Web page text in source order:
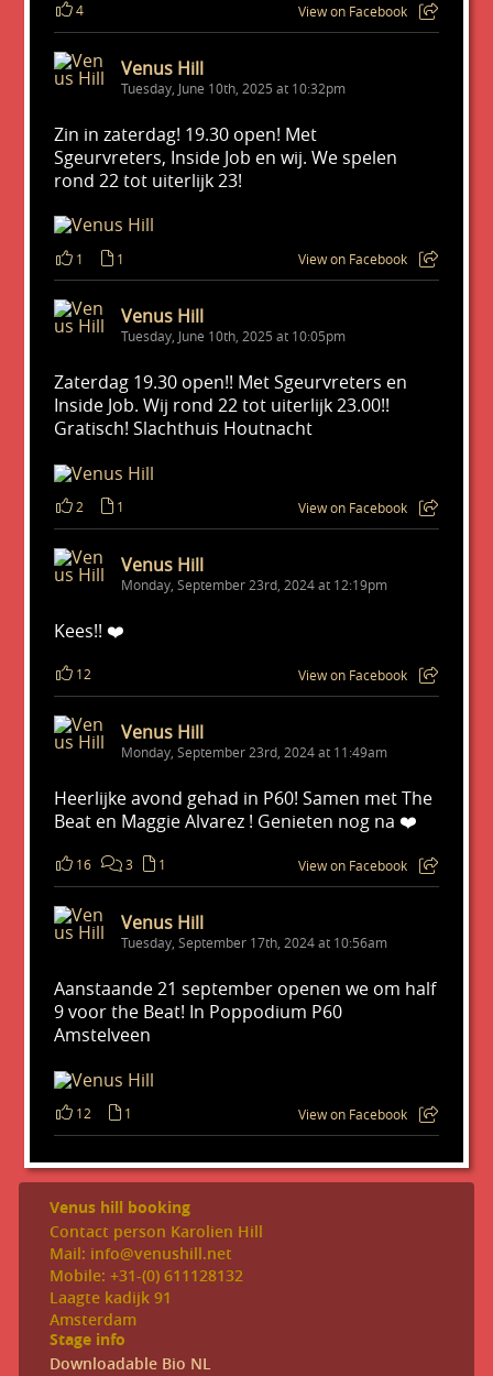
4 View on Facebook
Venus Hill
Tuesday, June 10th, 2025 at 10:32pm
Zin in zaterdag! 19.30 open! Met
Sgeurvreters, Inside Job en wij. We spelen
rond 22 tot uiterlijk 23!
1 1 View on Facebook
Venus Hill
Tuesday, June 10th, 2025 at 10:05pm
Zaterdag 19.30 open!! Met Sgeurvreters en
Inside Job. Wij rond 22 tot uiterlijk 23.00!!
Gratisch! Slachthuis Houtnacht
2 1 View on Facebook
Venus Hill
Monday, September 23rd, 2024 at 12:19pm
Kees!! ❤️
12 View on Facebook
Venus Hill
Monday, September 23rd, 2024 at 11:49am
Heerlijke avond gehad in P60! Samen met The
Beat en Maggie Alvarez ! Genieten nog na ❤️
16 3 1 View on Facebook
Venus Hill
Tuesday, September 17th, 2024 at 10:56am
Aanstaande 21 september openen we om half
9 voor the Beat! In Poppodium P60
Amstelveen
12 1 View on Facebook
Venus hill booking
Contact person Karolien Hill
Mail: info@venushill.net
Mobile: +31-(0) 611128132
Laagte kadijk 91
Amsterdam
Stage info
Downloadable Bio NL